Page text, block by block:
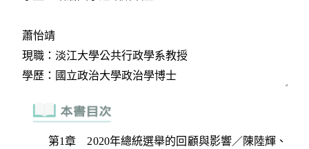
第1章 2020年總統選舉的回顧與影響／陳陸輝、